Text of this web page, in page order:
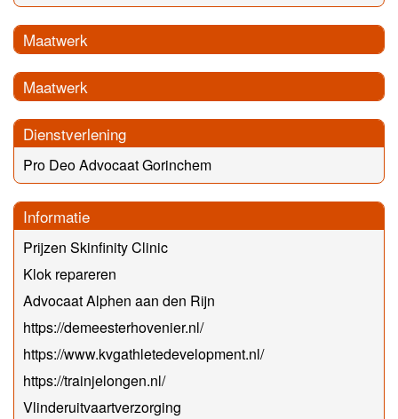
Maatwerk
Maatwerk
Dienstverlening
Pro Deo Advocaat Gorinchem
Informatie
Prijzen Skinfinity Clinic
Klok repareren
Advocaat Alphen aan den Rijn
https://demeesterhovenier.nl/
https://www.kvgathletedevelopment.nl/
https://trainjelongen.nl/
Vlinderuitvaartverzorging